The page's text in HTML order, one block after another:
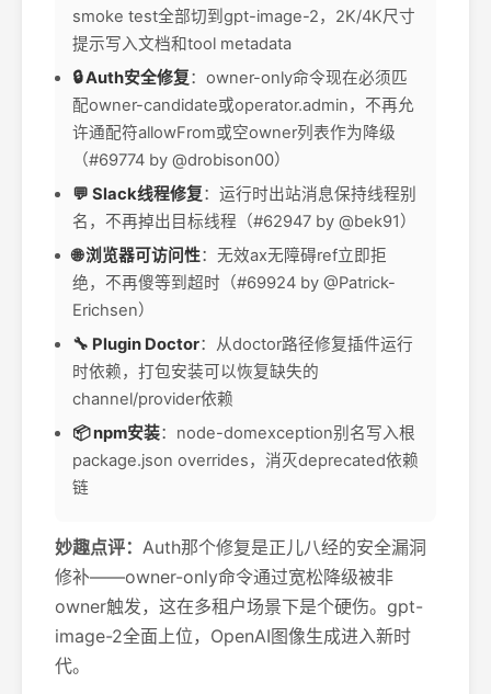
smoke test全部切到gpt-image-2，2K/4K尺寸
提示写入文档和tool metadata
🔒 Auth安全修复：owner-only命令现在必须匹
配owner-candidate或operator.admin，不再允
许通配符allowFrom或空owner列表作为降级
（#69774 by @drobison00）
💬 Slack线程修复：运行时出站消息保持线程别
名，不再掉出目标线程（#62947 by @bek91）
🌐 浏览器可访问性：无效ax无障碍ref立即拒
绝，不再傻等到超时（#69924 by @Patrick-
Erichsen）
🔧 Plugin Doctor：从doctor路径修复插件运行
时依赖，打包安装可以恢复缺失的
channel/provider依赖
📦 npm安装：node-domexception别名写入根
package.json overrides，消灭deprecated依赖
链
妙趣点评： Auth那个修复是正儿八经的安全漏洞
修补——owner-only命令通过宽松降级被非
owner触发，这在多租户场景下是个硬伤。gpt-
image-2全面上位，OpenAI图像生成进入新时
代。